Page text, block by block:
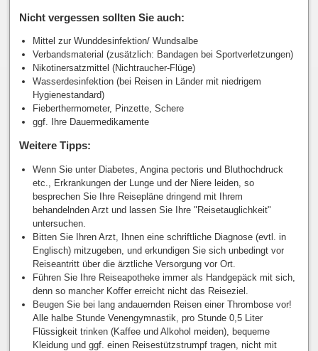
Nicht vergessen sollten Sie auch:
Mittel zur Wunddesinfektion/ Wundsalbe
Verbandsmaterial (zusätzlich: Bandagen bei Sportverletzungen)
Nikotinersatzmittel (Nichtraucher-Flüge)
Wasserdesinfektion (bei Reisen in Länder mit niedrigem
Hygienestandard)
Fieberthermometer, Pinzette, Schere
ggf. Ihre Dauermedikamente
Weitere Tipps:
Wenn Sie unter Diabetes, Angina pectoris und Bluthochdruck
etc., Erkrankungen der Lunge und der Niere leiden, so
besprechen Sie Ihre Reisepläne dringend mit Ihrem
behandelnden Arzt und lassen Sie Ihre "Reisetauglichkeit"
untersuchen.
Bitten Sie Ihren Arzt, Ihnen eine schriftliche Diagnose (evtl. in
Englisch) mitzugeben, und erkundigen Sie sich unbedingt vor
Reiseantritt über die ärztliche Versorgung vor Ort.
Führen Sie Ihre Reiseapotheke immer als Handgepäck mit sich,
denn so mancher Koffer erreicht nicht das Reiseziel.
Beugen Sie bei lang andauernden Reisen einer Thrombose vor!
Alle halbe Stunde Venengymnastik, pro Stunde 0,5 Liter
Flüssigkeit trinken (Kaffee und Alkohol meiden), bequeme
Kleidung und ggf. einen Reisestützstrumpf tragen, nicht mit